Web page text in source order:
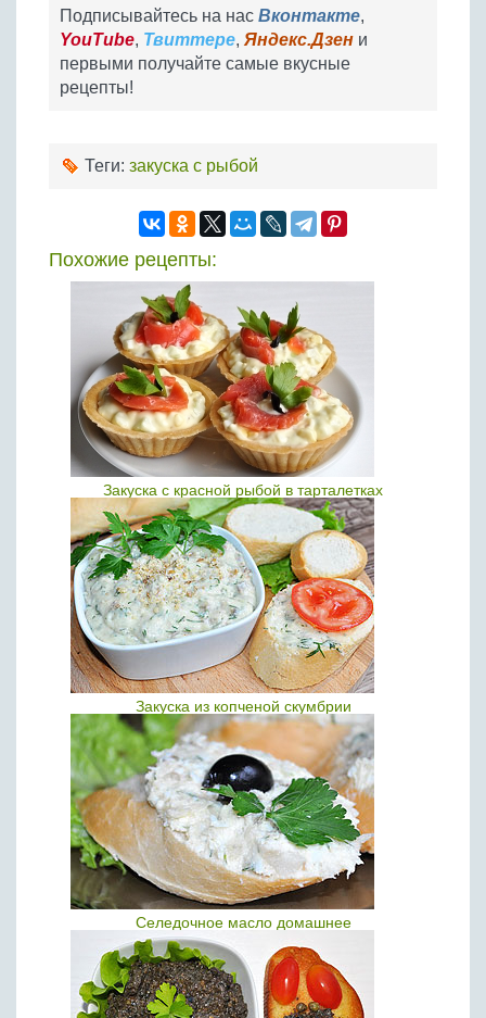
Подписывайтесь на нас Вконтакте,
YouTube, Твиттере, Яндекс.Дзен и
первыми получайте самые вкусные
рецепты!
Теги: закуска с рыбой
Похожие рецепты:
Закуска с красной рыбой в тарталетках
Закуска из копченой скумбрии
Селедочное масло домашнее